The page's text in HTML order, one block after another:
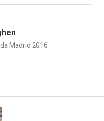
Madrid 2016